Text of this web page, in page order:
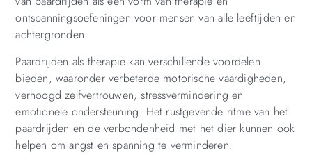
ontspanningsoefeningen voor mensen van alle leeftijden en
achtergronden.
Paardrijden als therapie kan verschillende voordelen
bieden, waaronder verbeterde motorische vaardigheden,
verhoogd zelfvertrouwen, stressvermindering en
emotionele ondersteuning. Het rustgevende ritme van het
paardrijden en de verbondenheid met het dier kunnen ook
helpen om angst en spanning te verminderen.